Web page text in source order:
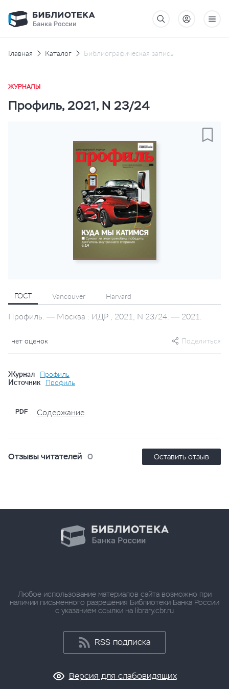
Главная Каталог Библиографическая запись
ЖУРНАЛЫ
Профиль, 2021, N 23/24
ГОСТ Vancouver Harvard
Профиль. — Москва : ИДР , 2021, N 23/24. — 2021.
нет оценок Поделиться
Журнал
Профиль
Источник
Профиль
PDF Содержание
Отзывы читателей 0 Оставить отзыв
Любое использование материалов сайта возможно при
наличии письменного разрешения Библиотеки Банка России
с указанием ссылки на library.cbr.ru
RSS подписка
Версия для слабовидящих